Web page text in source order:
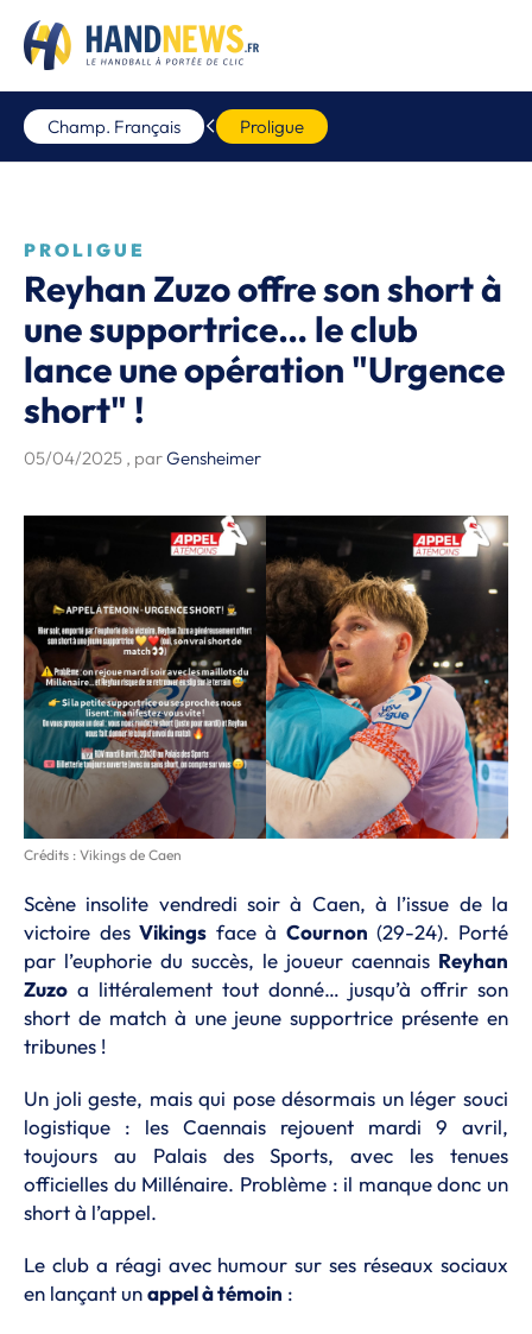
Champ. Français Proligue
PROLIGUE
Reyhan Zuzo offre son short à
une supportrice… le club
lance une opération "Urgence
short" !
05/04/2025 , parGensheimer
Crédits : Vikings de Caen
Scène insolite vendredi soir à Caen, à l’issue de la
victoire desVikings face à Cournon (29-24). Porté
par l’euphorie du succès, le joueur caennais Reyhan
Zuzo a littéralement tout donné… jusqu’à offrir son
short de match à une jeune supportrice présente en
tribunes !
Un joli geste, mais qui pose désormais un léger souci
logistique : les Caennais rejouent mardi 9 avril,
toujours au Palais des Sports, avec les tenues
officielles du Millénaire. Problème : il manque donc un
short à l’appel.
Le club a réagi avec humour sur ses réseaux sociaux
en lançant unappel à témoin :